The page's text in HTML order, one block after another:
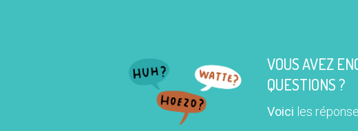
VOUS AVEZ
QUESTIONS ?
Voici les